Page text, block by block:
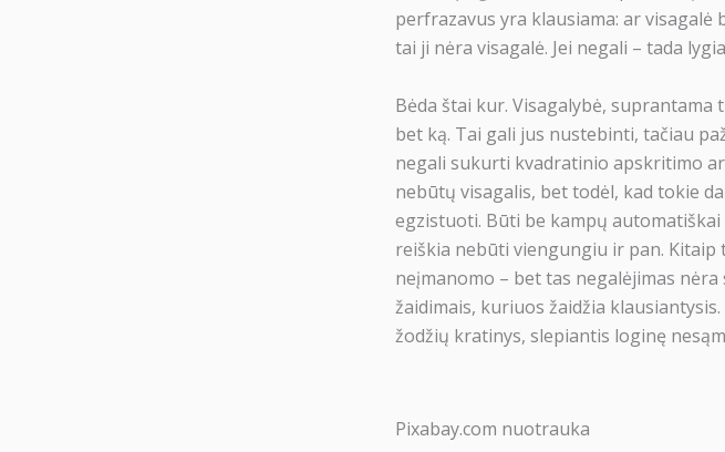
perfrazavus yra klausiama: ar visagalė
tai ji nėra visagalė. Jei negali – tada
Bėda štai kur. Visagalybė, suprantama
bet ką. Tai gali jus nustebinti, tačiau
negali sukurti kvadratinio apskritimo
nebūtų visagalis, bet todėl, kad tokie
egzistuoti. Būti be kampų
reiškia nebūti viengungiu ir pan.
neįmanomo – bet tas negalėjimas
žaidimais, kuriuos žaidžia
žodžių kratinys, slepiantis loginę
Pixabay.com nuotrauka